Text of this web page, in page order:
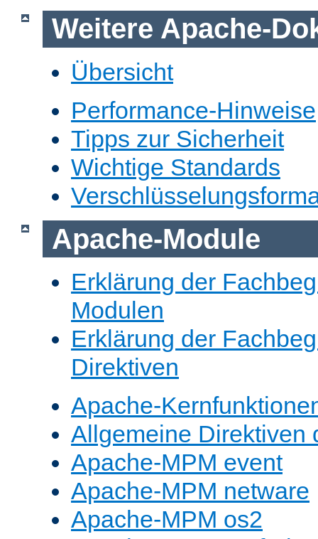
Weitere Apache-
Übersicht
Performance-Hinweise
Tipps zur Sicherheit
Wichtige Standards
Apache-Module
Erklärung der
Modulen
Erklärung der
Direktiven
Apache-
Allgemeine Direktiven
Apache-MPM event
Apache-MPM netware
Apache-MPM os2